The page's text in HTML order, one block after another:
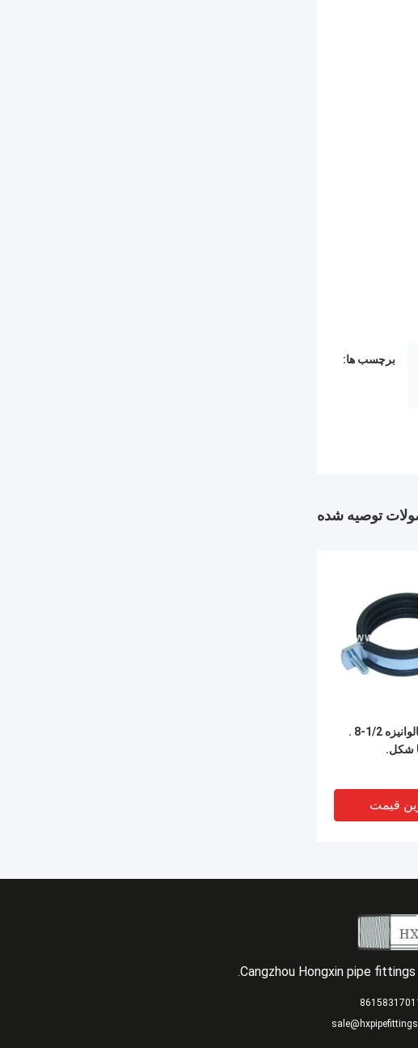
برچسب ها:
توصیه شده
بست لوله گالوانیزه 1/2-8 .
قیمت
Cangzhou Hongxin pipe fittings